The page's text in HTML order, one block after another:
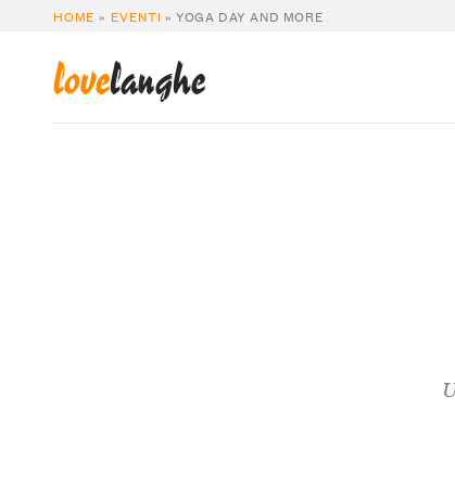
HOME » EVENTI »YOGA DAY AND MORE
lovelanghe